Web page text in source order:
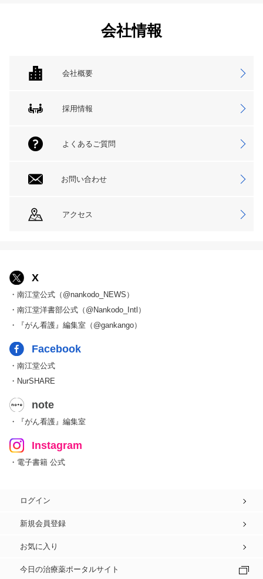
会社情報
会社概要
採用情報
よくあるご質問
お問い合わせ
アクセス
X
・南江堂公式（@nankodo_NEWS）
・南江堂洋書部公式（@Nankodo_Intl）
・『がん看護』編集室（@gankango）
Facebook
・南江堂公式
・NurSHARE
note
・『がん看護』編集室
Instagram
・電子書籍 公式
ログイン
新規会員登録
お気に入り
今日の治療薬ポータルサイト